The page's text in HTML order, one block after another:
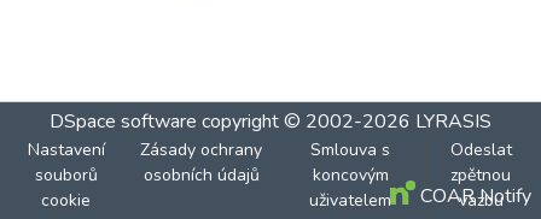
možné aplikovať aj na vedeckovýskumných
pracovníkov a iných tvorivých zamestnancov
školy, ako aj v škole samotnej. Osobitne je
však
DSpace software copyright © 2002-2026 LYRASIS
Nastavení
souborů
cookie
Zásady ochrany
osobních údajů
Smlouva s
koncovým
uživatelem
Odeslat
zpětnou
vazbu
COAR Notify